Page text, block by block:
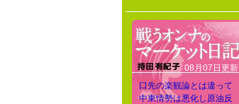
08月07日更新
口先の楽観論とは違って
中東情勢は悪化し原油反